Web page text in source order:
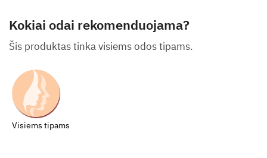
Kokiai odai rekomenduojama?
Šis produktas tinka visiems odos tipams.
Visiems tipams